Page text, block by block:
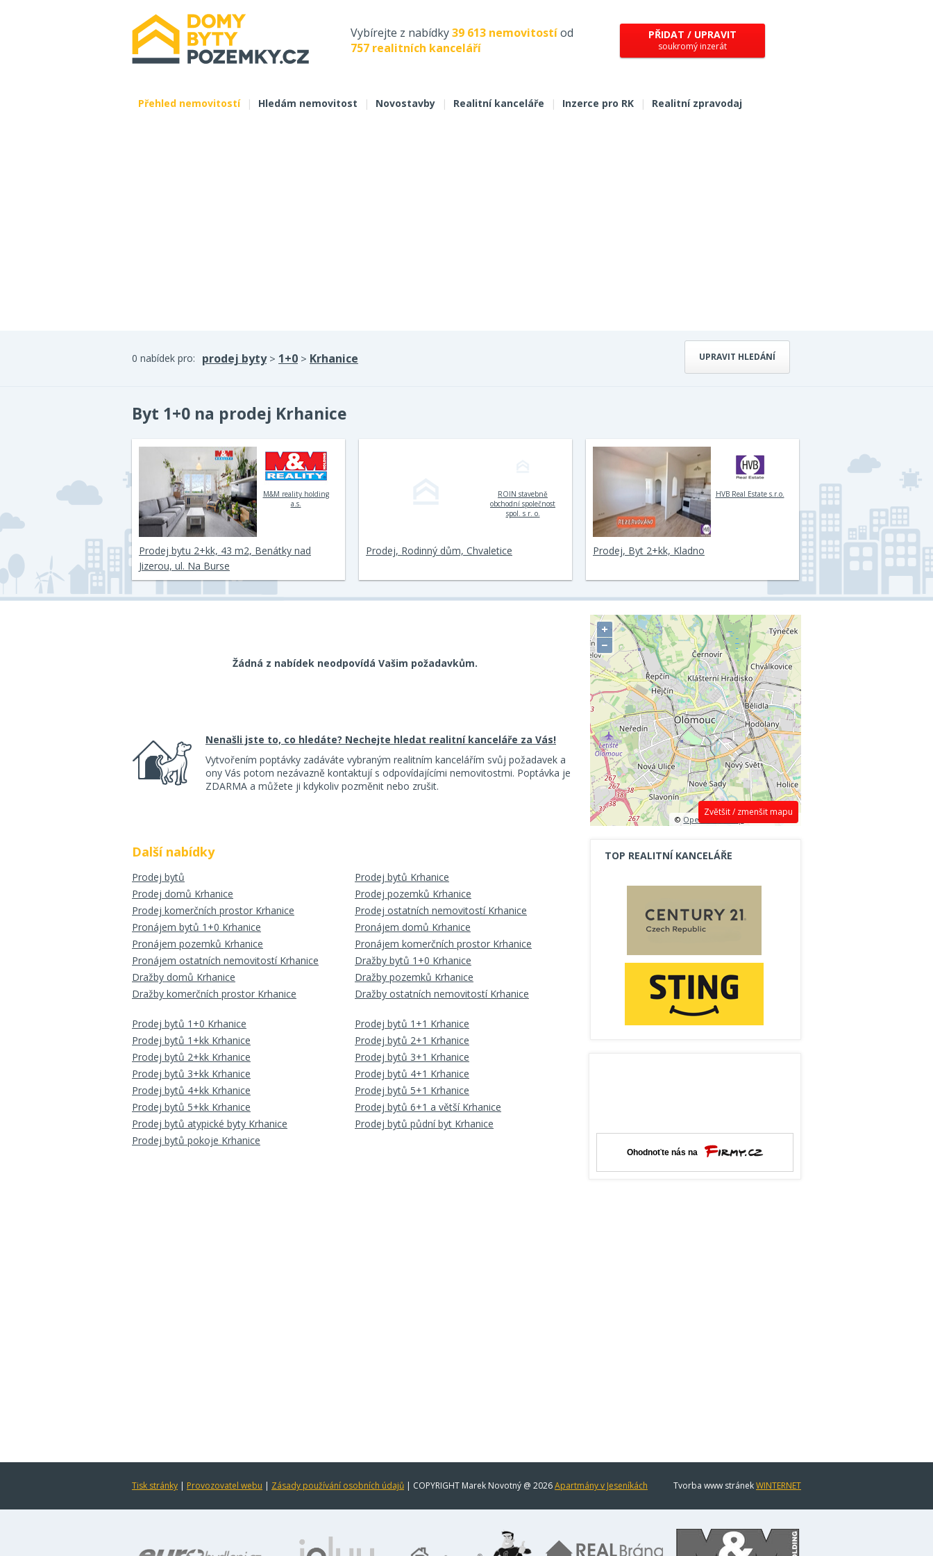
Vybírejte z nabídky39 613 nemovitostíod
757 realitních kanceláří
PŘIDAT / UPRAVIT
soukromý inzerát
Přehled nemovitostí | Hledám nemovitost | Novostavby | Realitní kanceláře | Inzerce pro RK | Realitní zpravodaj
UPRAVIT HLEDÁNÍ
0 nabídek pro: prodej byty> 1+0 > Krhanice
Byt 1+0 na prodej Krhanice
M&M reality holding
a.s.
Prodej bytu 2+kk, 43 m2, Benátky nad
Jizerou, ul. Na Burse
ROIN stavebně
obchodní společnost
spol. s r. o.
Prodej, Rodinný dům, Chvaletice
HVB Real Estate s.r.o.
Prodej, Byt 2+kk, Kladno
Žádná z nabídek neodpovídá Vašim požadavkům.
Nenašli jste to, co hledáte? Nechejte hledat realitní kanceláře za Vás!
Vytvořením poptávky zadáváte vybraným realitním kancelářím svůj požadavek a
ony Vás potom nezávazně kontaktují s odpovídajícími nemovitostmi. Poptávka je
ZDARMA a můžete ji kdykoliv pozměnit nebo zrušit.
Další nabídky
Prodej bytů
Prodej bytů Krhanice
Prodej domů Krhanice
Prodej pozemků Krhanice
Prodej komerčních prostor Krhanice
Prodej ostatních nemovitostí Krhanice
Pronájem bytů 1+0 Krhanice
Pronájem domů Krhanice
Pronájem pozemků Krhanice
Pronájem komerčních prostor Krhanice
Pronájem ostatních nemovitostí Krhanice
Dražby bytů 1+0 Krhanice
Dražby domů Krhanice
Dražby pozemků Krhanice
Dražby komerčních prostor Krhanice
Dražby ostatních nemovitostí Krhanice
Prodej bytů 1+0 Krhanice
Prodej bytů 1+1 Krhanice
Prodej bytů 1+kk Krhanice
Prodej bytů 2+1 Krhanice
Prodej bytů 2+kk Krhanice
Prodej bytů 3+1 Krhanice
Prodej bytů 3+kk Krhanice
Prodej bytů 4+1 Krhanice
Prodej bytů 4+kk Krhanice
Prodej bytů 5+1 Krhanice
Prodej bytů 5+kk Krhanice
Prodej bytů 6+1 a větší Krhanice
Prodej bytů atypické byty Krhanice
Prodej bytů půdní byt Krhanice
Prodej bytů pokoje Krhanice
Zvětšit / zmenšit mapu
+
−
©OpenStreetMap contributors.
TOP REALITNÍ KANCELÁŘE
Tisk stránky | Provozovatel webu | Zásady používání osobních údajů | COPYRIGHT Marek Novotný @ 2026Apartmány v Jeseníkách Tvorba www stránekWINTERNET